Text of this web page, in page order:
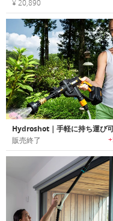
¥ 20,890
販売終了